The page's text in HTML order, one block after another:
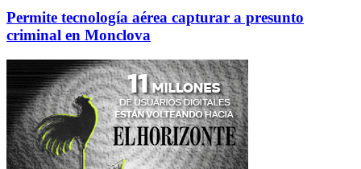
Permite tecnología aérea capturar a presunto
criminal en Monclova